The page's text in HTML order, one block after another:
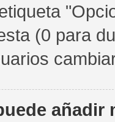
(0 para
añadir